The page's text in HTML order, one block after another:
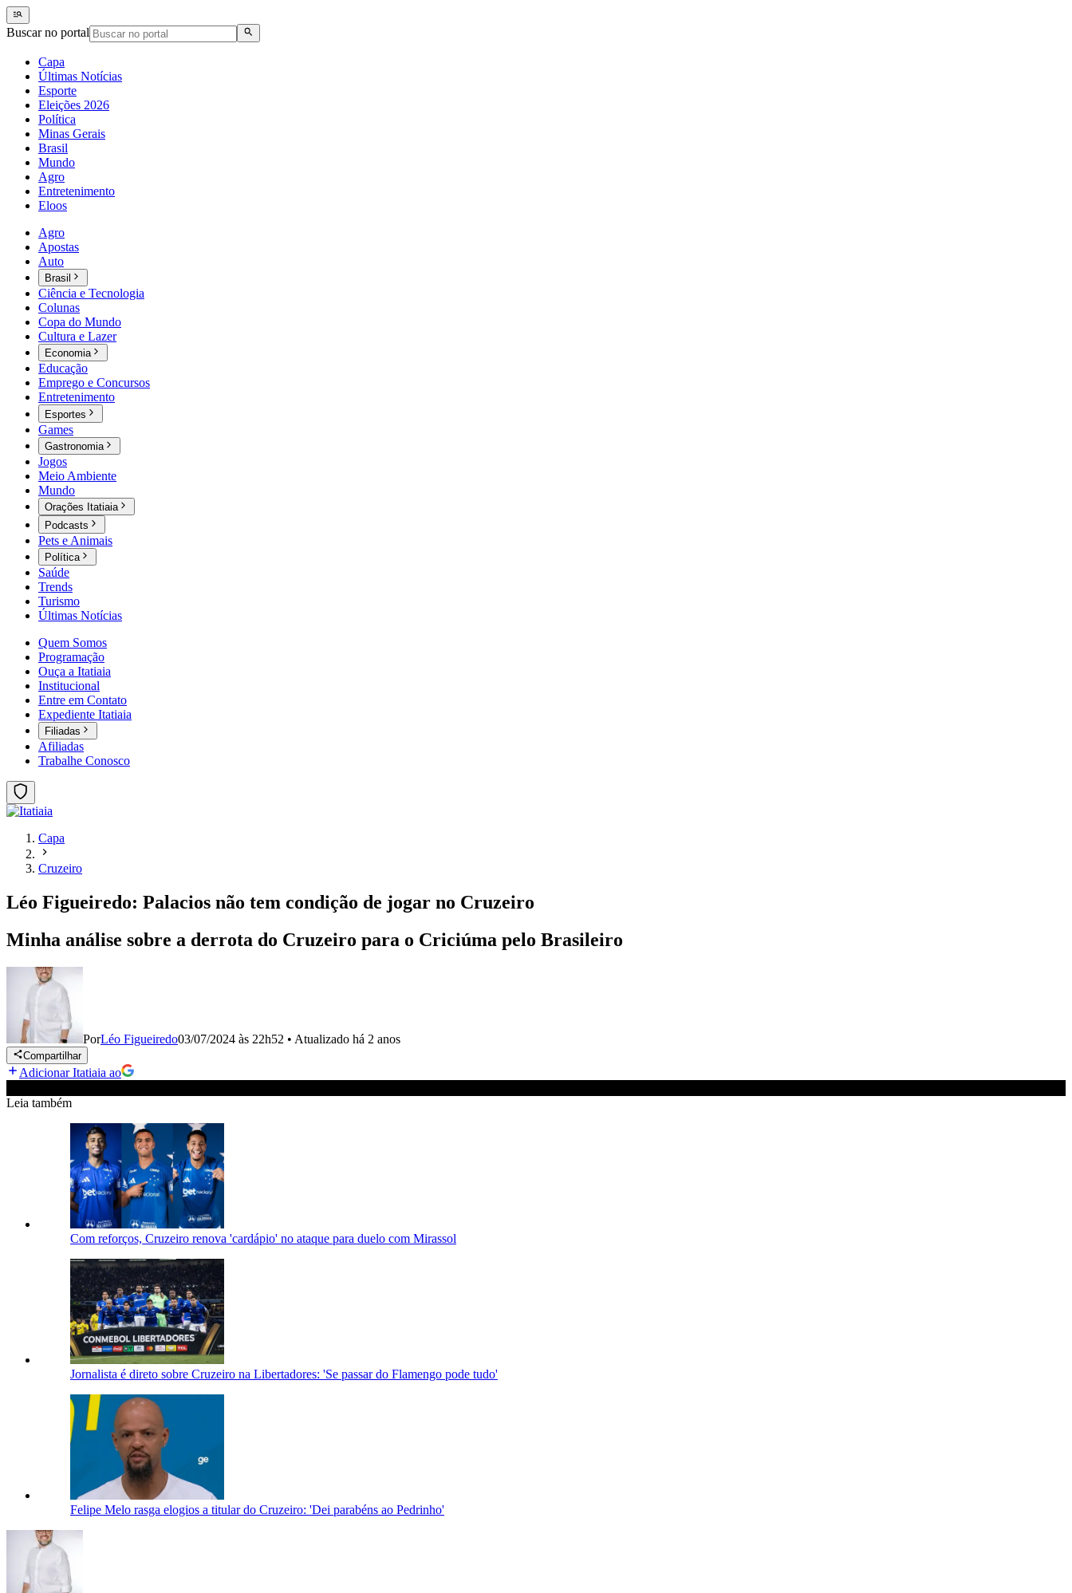
Buscar no portal
Capa
Últimas Notícias
Esporte
Eleições 2026
Política
Minas Gerais
Brasil
Mundo
Agro
Entretenimento
Eloos
Agro
Apostas
Auto
Brasil
Ciência e Tecnologia
Colunas
Copa do Mundo
Cultura e Lazer
Economia
Educação
Emprego e Concursos
Entretenimento
Esportes
Games
Gastronomia
Jogos
Meio Ambiente
Mundo
Orações Itatiaia
Podcasts
Pets e Animais
Política
Saúde
Trends
Turismo
Últimas Notícias
Quem Somos
Programação
Ouça a Itatiaia
Institucional
Entre em Contato
Expediente Itatiaia
Filiadas
Afiliadas
Trabalhe Conosco
Capa
Cruzeiro
Léo Figueiredo: Palacios não tem condição de jogar no Cruzeiro
Minha análise sobre a derrota do Cruzeiro para o Criciúma pelo Brasileiro
PorLéo Figueiredo03/07/2024 às 22h52 • Atualizado há 2 anos
Compartilhar
Adicionar Itatiaia ao
Leia também
Com reforços, Cruzeiro renova 'cardápio' no ataque para duelo com Mirassol
Jornalista é direto sobre Cruzeiro na Libertadores: 'Se passar do Flamengo pode tudo'
Felipe Melo rasga elogios a titular do Cruzeiro: 'Dei parabéns ao Pedrinho'